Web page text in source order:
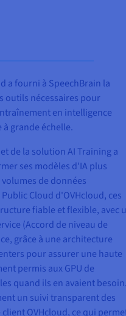
a fourni à SpeechBrain la
outils nécessaires pour
en intelligence
grande échelle.
de la solution AI Training a
ses modèles d'IA plus
de données
Cloud d'OVHcloud, ces
fiable et flexible, avec
(Accord de niveau de
grâce à une architecture
pour assurer une haute
permis aux GPU de
quand ils en avaient
un suivi transparent des
OVHcloud, ce qui